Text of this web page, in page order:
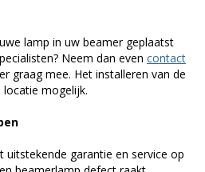
lamp in uw beamer geplaatst
Neem dan even contact
graag mee. Het installeren van de
mogelijk.
uitstekende garantie en service op